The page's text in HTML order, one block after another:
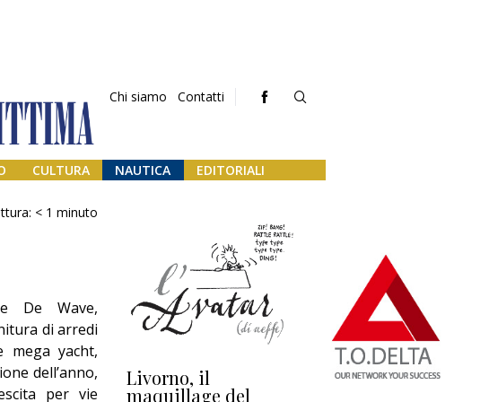
Chi siamo Contatti
CULTURA NAUTICA EDITORIALI
< 1 minuto
De Wave,
di arredi
yacht,
dell’anno,
per vie
amico Livorno, il
maquillage del
L’uscita di scena di